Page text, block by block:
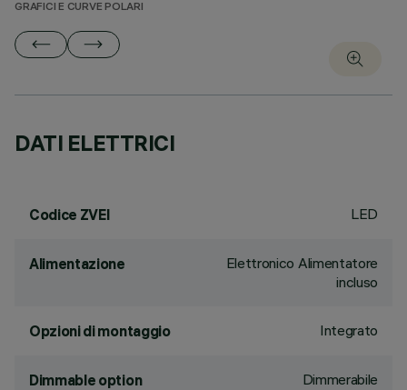
GRAFICI E CURVE POLARI
DATI ELETTRICI
Codice ZVEI LED
Alimentazione
Elettronico Alimentatore
incluso
Opzioni di montaggio Integrato
Dimmable option Dimmerabile